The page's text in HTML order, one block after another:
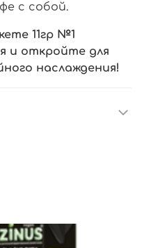
с собой.
11гр №1
и откройте для
наслаждения!